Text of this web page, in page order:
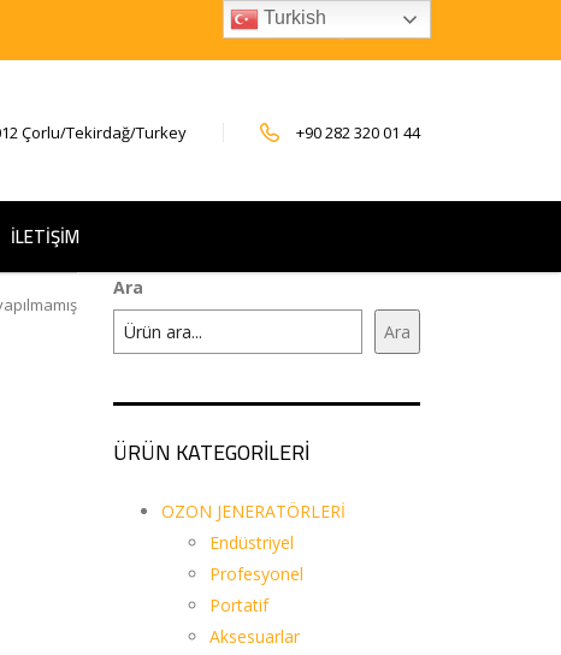
Çorlu/Tekirdağ/Turkey +90 282 320 01 44
İLETİŞİM
Ara
Ara
ÜRÜN KATEGORİLERİ
OZON JENERATÖRLERİ
Endüstriyel
Profesyonel
Portatif
Aksesuarlar
Turkish